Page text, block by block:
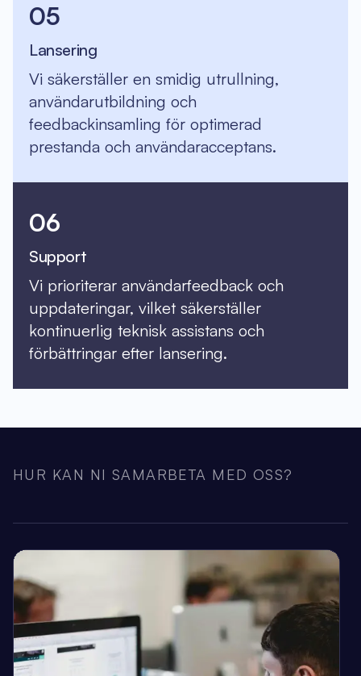
05
Lansering
Vi säkerställer en smidig utrullning,
användarutbildning och
feedbackinsamling för optimerad
prestanda och användaracceptans.
06
Support
Vi prioriterar användarfeedback och
uppdateringar, vilket säkerställer
kontinuerlig teknisk assistans och
förbättringar efter lansering.
HUR KAN NI SAMARBETA MED OSS?